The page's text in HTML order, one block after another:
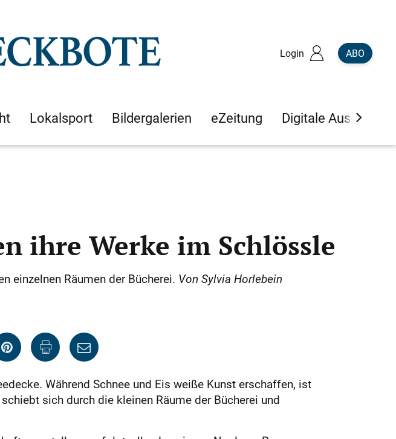
Login ABO
Lokalsport Bildergalerien eZeitung Digitale Ausgaben
ihre Werke im Schlössle
einzelnen Räumen der Bücherei. Von Sylvia Horlebein
Während Schnee und Eis weiße Kunst erschaffen, ist
sich durch die kleinen Räume der Bücherei und